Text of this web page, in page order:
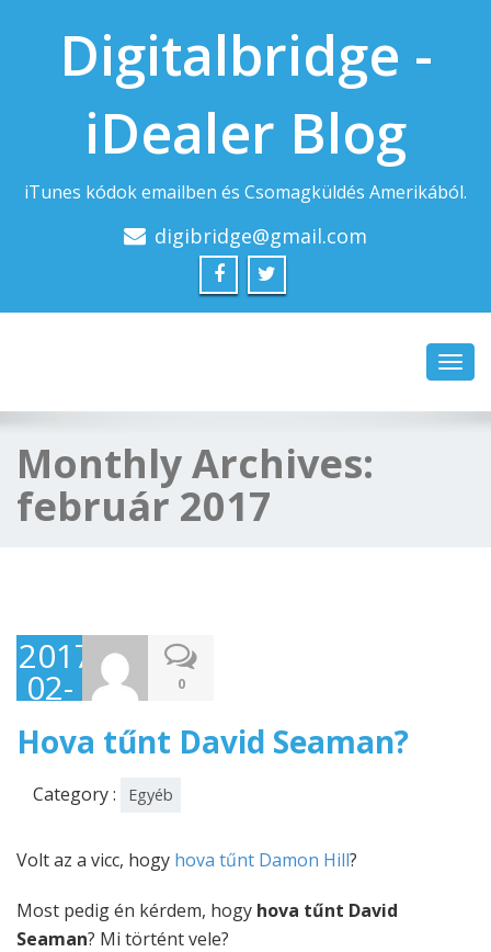
Digitalbridge -
iDealer Blog
iTunes kódok emailben és Csomagküldés Amerikából.
digibridge@gmail.com
Monthly Archives:
február 2017
2017-
02-
27
0
Hova tűnt David Seaman?
Category : Egyéb
Volt az a vicc, hogy hova tűnt Damon Hill?
Most pedig én kérdem, hogy hova tűnt David
Seaman? Mi történt vele?